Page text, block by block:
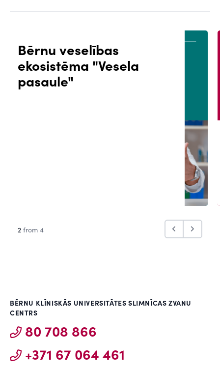
Bērnu veselības
ekosistēma "Vesela
pasaule"
PACIENTA PORTĀLS
2 from 4
BĒRNU KLĪNISKĀS UNIVERSITĀTES SLIMNĪCAS ZVANU
CENTRS
80 708 866
+371 67 064 461